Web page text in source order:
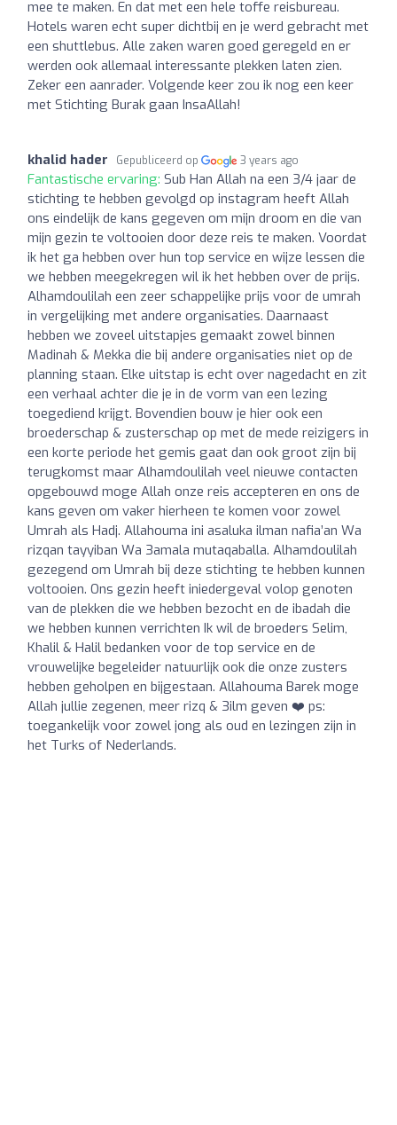
mee te maken. En dat met een hele toffe reisbureau.
Hotels waren echt super dichtbij en je werd gebracht met
een shuttlebus. Alle zaken waren goed geregeld en er
werden ook allemaal interessante plekken laten zien.
Zeker een aanrader. Volgende keer zou ik nog een keer
met Stichting Burak gaan InsaAllah!
khalid hader Gepubliceerd op 3 years ago
Fantastische ervaring: Sub Han Allah na een 3/4 jaar de
stichting te hebben gevolgd op instagram heeft Allah
ons eindelijk de kans gegeven om mijn droom en die van
mijn gezin te voltooien door deze reis te maken. Voordat
ik het ga hebben over hun top service en wijze lessen die
we hebben meegekregen wil ik het hebben over de prijs.
Alhamdoulilah een zeer schappelijke prijs voor de umrah
in vergelijking met andere organisaties. Daarnaast
hebben we zoveel uitstapjes gemaakt zowel binnen
Madinah & Mekka die bij andere organisaties niet op de
planning staan. Elke uitstap is echt over nagedacht en zit
een verhaal achter die je in de vorm van een lezing
toegediend krijgt. Bovendien bouw je hier ook een
broederschap & zusterschap op met de mede reizigers in
een korte periode het gemis gaat dan ook groot zijn bij
terugkomst maar Alhamdoulilah veel nieuwe contacten
opgebouwd moge Allah onze reis accepteren en ons de
kans geven om vaker hierheen te komen voor zowel
Umrah als Hadj. Allahouma ini asaluka ilman nafia’an Wa
rizqan tayyiban Wa 3amala mutaqaballa. Alhamdoulilah
gezegend om Umrah bij deze stichting te hebben kunnen
voltooien. Ons gezin heeft iniedergeval volop genoten
van de plekken die we hebben bezocht en de ibadah die
we hebben kunnen verrichten Ik wil de broeders Selim,
Khalil & Halil bedanken voor de top service en de
vrouwelijke begeleider natuurlijk ook die onze zusters
hebben geholpen en bijgestaan. Allahouma Barek moge
Allah jullie zegenen, meer rizq & 3ilm geven ❤️ ps:
toegankelijk voor zowel jong als oud en lezingen zijn in
het Turks of Nederlands.